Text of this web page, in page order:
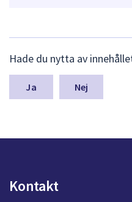
ä
m
a
n
k
Hade du nytta av
Nej
Kontakt